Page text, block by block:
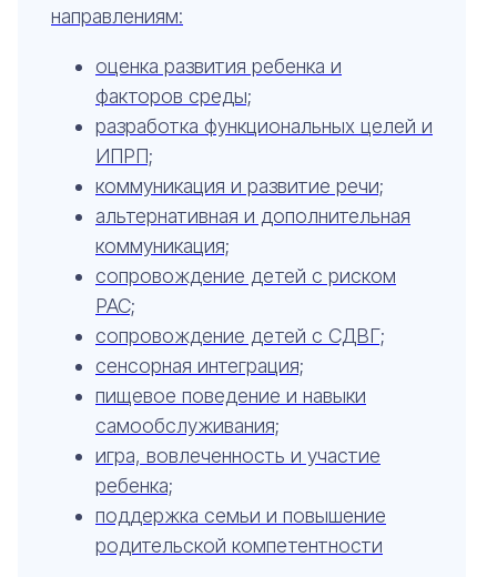
направлениям:
оценка развития ребенка и
факторов среды;
разработка функциональных целей и
ИПРП;
коммуникация и развитие речи;
альтернативная и дополнительная
коммуникация;
сопровождение детей с риском
РАС;
сопровождение детей с СДВГ;
сенсорная интеграция;
пищевое поведение и навыки
самообслуживания;
игра, вовлеченность и участие
ребенка;
поддержка семьи и повышение
родительской компетентности
iravonline@yandex.ru
+7 911 230 78 37
Мастерская
Сведения об
образовательной
деятельности